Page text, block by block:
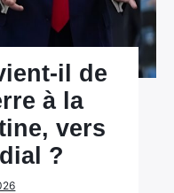
il de
à la
vers
?